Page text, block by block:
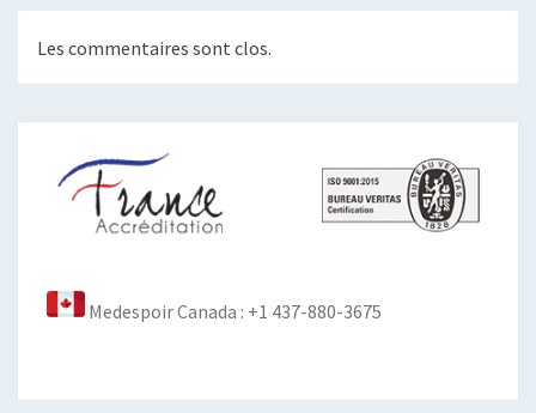
Les commentaires sont clos.
Medespoir Canada : +1 437-880-3675